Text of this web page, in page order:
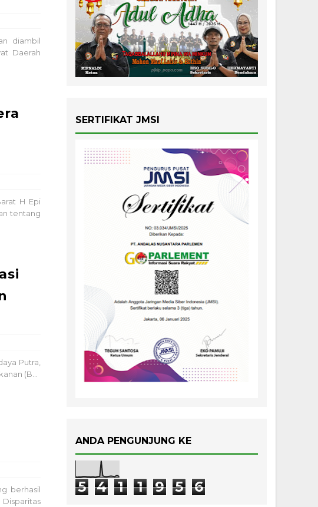
diambil
Daerah
H Epi
tentang
Putra,
(B...
berhasil
SERTIFIKAT JMSI
ANDA PENGUNJUNG KE
5 4 1 1 9 5 6